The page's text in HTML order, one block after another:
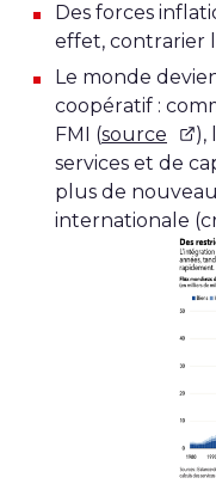
Des forces
effet, contrarier
Le monde
coopératif :
FMI (source
),
services et de
plus de
internationale